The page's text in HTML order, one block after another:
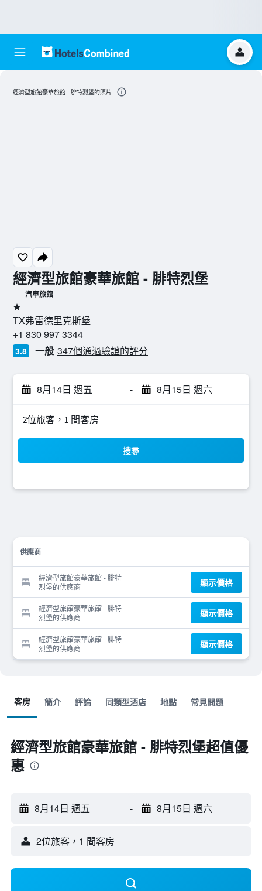
經濟型旅館豪華旅館 - 腓特烈堡
汽車旅館
1星級
TX弗雷德里克斯堡
+1 830 997 3344
3.8 一般 347個通過驗證的評分
8月14日 週五 - 8月15日 週六
2位旅客，1 間客房
搜尋
供應商
經濟型旅館豪華旅館 - 腓特
烈堡的供應商
顯示價格
經濟型旅館豪華旅館 - 腓特
烈堡的供應商
顯示價格
經濟型旅館豪華旅館 - 腓特
烈堡的供應商
顯示價格
經濟型旅館豪華旅館 - 腓特烈堡的照片
客房 簡介 評論 同類型酒店 地點 常見問題
經濟型旅館豪華旅館 - 腓特烈堡超值優
惠
8月14日 週五 - 8月15日 週六
2位旅客，1 間客房